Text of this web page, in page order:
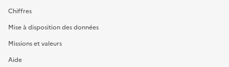
Chiffres
Mise à disposition des données
Missions et valeurs
Aide